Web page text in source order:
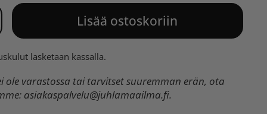
Lisää ostoskoriin
lasketaan kassalla.
ole varastossa tai tarvitset suuremman erän, ota
asiakaspalvelu@juhlamaailma.fi.